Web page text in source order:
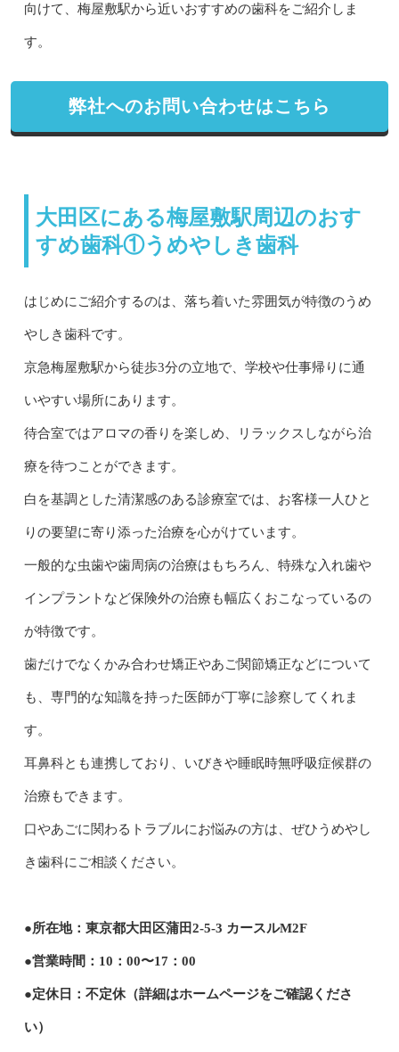
向けて、梅屋敷駅から近いおすすめの歯科をご紹介しま
す。
弊社へのお問い合わせはこちら
大田区にある梅屋敷駅周辺のおす
すめ歯科①うめやしき歯科
はじめにご紹介するのは、落ち着いた雰囲気が特徴のうめ
やしき歯科です。
京急梅屋敷駅から徒歩3分の立地で、学校や仕事帰りに通
いやすい場所にあります。
待合室ではアロマの香りを楽しめ、リラックスしながら治
療を待つことができます。
白を基調とした清潔感のある診療室では、お客様一人ひと
りの要望に寄り添った治療を心がけています。
一般的な虫歯や歯周病の治療はもちろん、特殊な入れ歯や
インプラントなど保険外の治療も幅広くおこなっているの
が特徴です。
歯だけでなくかみ合わせ矯正やあご関節矯正などについて
も、専門的な知識を持った医師が丁寧に診察してくれま
す。
耳鼻科とも連携しており、いびきや睡眠時無呼吸症候群の
治療もできます。
口やあごに関わるトラブルにお悩みの方は、ぜひうめやし
き歯科にご相談ください。
●所在地：東京都大田区蒲田2-5-3 カースルM2F
●営業時間：10：00〜17：00
●定休日：不定休（詳細はホームページをご確認くださ
い）